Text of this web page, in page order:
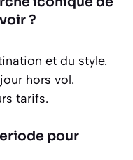
?
et du style.
hors vol.
tarifs.
pour